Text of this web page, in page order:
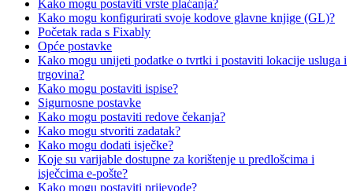
Kako mogu postaviti vrste plaćanja?
Kako mogu konfigurirati svoje kodove glavne knjige (GL)?
Početak rada s Fixably
Opće postavke
Kako mogu unijeti podatke o tvrtki i postaviti lokacije usluga i
trgovina?
Kako mogu postaviti ispise?
Sigurnosne postavke
Kako mogu postaviti redove čekanja?
Kako mogu stvoriti zadatak?
Kako mogu dodati isječke?
Koje su varijable dostupne za korištenje u predlošcima i
isječcima e-pošte?
Kako mogu postaviti prijevode?